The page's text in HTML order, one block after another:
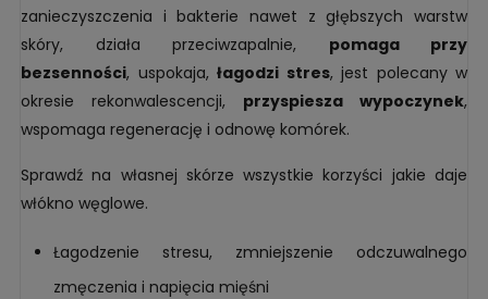
zanieczyszczenia i bakterie nawet z głębszych warstw
skóry, działa przeciwzapalnie, pomaga przy
bezsenności, uspokaja, łagodzi stres, jest polecany w
okresie rekonwalescencji, przyspiesza wypoczynek,
wspomaga regenerację i odnowę komórek.
Sprawdź na własnej skórze wszystkie korzyści jakie daje
włókno węglowe.
Łagodzenie stresu, zmniejszenie odczuwalnego
zmęczenia i napięcia mięśni